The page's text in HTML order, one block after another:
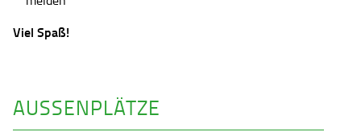
Viel Spaß!
AUSSENPLÄTZE